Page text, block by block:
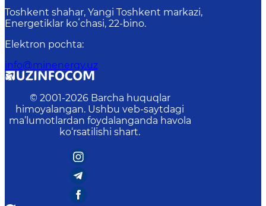
Toshkent shahar, Yangi Toshkent markazi,
Energetiklar koʻchasi, 22-bino.
Elektron pochta:
info@minenergy.uz
© 2001-2026 Barcha huquqlar
himoyalangan. Ushbu veb-saytdagi
ma’lumotlardan foydalanganda havola
ko‘rsatilishi shart.